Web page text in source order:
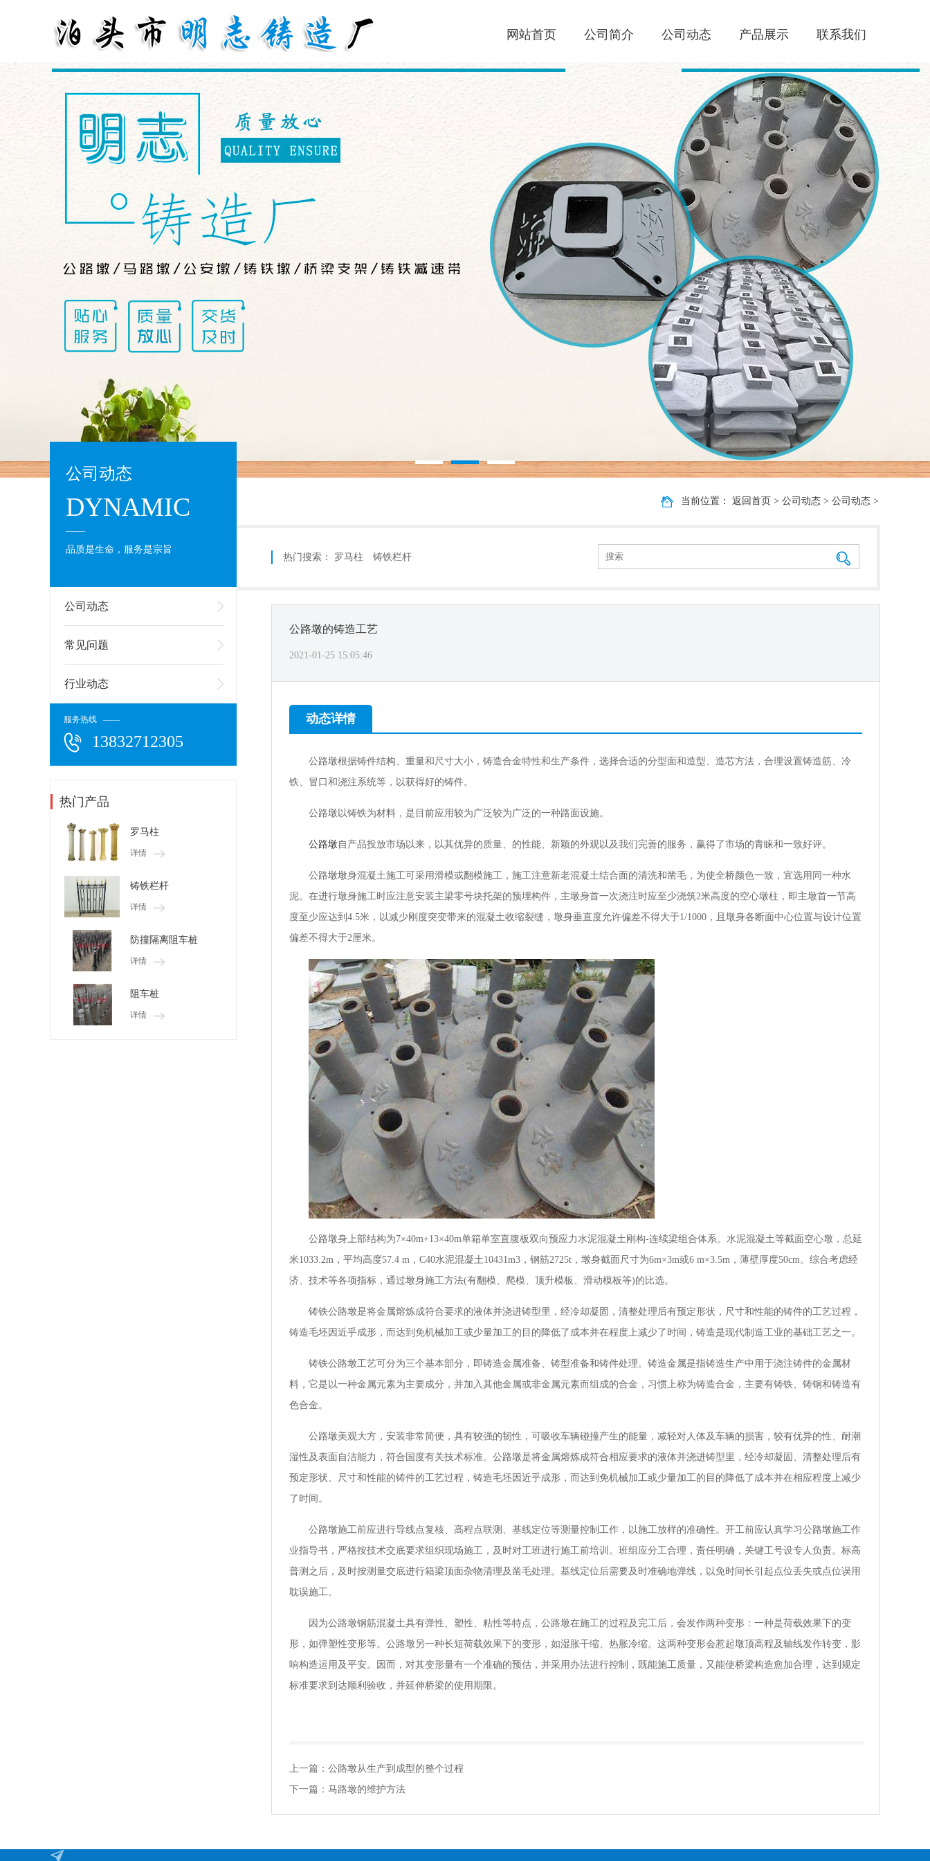
网站首页 公司简介 公司动态 产品展示 联系我们
公司动态
DYNAMIC
品质是生命，服务是宗旨
公司动态
常见问题
行业动态
服务热线 ——
13832712305
热门产品
罗马柱
详情
铸铁栏杆
详情
防撞隔离阻车桩
详情
阻车桩
详情
当前位置： 返回首页 > 公司动态 > 公司动态 >
热门搜索： 罗马柱 铸铁栏杆
公路墩的铸造工艺
2021-01-25 15:05:46
动态详情
公路墩根据铸件结构、重量和尺寸大小，铸造合金特性和生产条件，选择合适的分型面和造型、造芯方法，合理设置铸造筋、冷
铁、冒口和浇注系统等，以获得好的铸件。
公路墩以铸铁为材料，是目前应用较为广泛较为广泛的一种路面设施。
公路墩自产品投放市场以来，以其优异的质量、的性能、新颖的外观以及我们完善的服务，赢得了市场的青睐和一致好评。
公路墩墩身混凝土施工可采用滑模或翻模施工，施工注意新老混凝土结合面的清洗和凿毛，为使全桥颜色一致，宜选用同一种水
泥。在进行墩身施工时应注意安装主梁零号块托架的预埋构件，主墩身首一次浇注时应至少浇筑2米高度的空心墩柱，即主墩首一节高
度至少应达到4.5米，以减少刚度突变带来的混凝土收缩裂缝，墩身垂直度允许偏差不得大于1/1000，且墩身各断面中心位置与设计位置
偏差不得大于2厘米。
公路墩身上部结构为7×40m+13×40m单箱单室直腹板双向预应力水泥混凝土刚构-连续梁组合体系。水泥混凝土等截面空心墩，总延
米1033.2m，平均高度57.4 m，C40水泥混凝土10431m3，钢筋2725t，墩身截面尺寸为6m×3m或6 m×3.5m，薄壁厚度50cm。综合考虑经
济、技术等各项指标，通过墩身施工方法(有翻模、爬模、顶升模板、滑动模板等)的比选。
铸铁公路墩是将金属熔炼成符合要求的液体并浇进铸型里，经冷却凝固，清整处理后有预定形状，尺寸和性能的铸件的工艺过程，
铸造毛坯因近乎成形，而达到免机械加工或少量加工的目的降低了成本并在程度上减少了时间，铸造是现代制造工业的基础工艺之一。
铸铁公路墩工艺可分为三个基本部分，即铸造金属准备、铸型准备和铸件处理。铸造金属是指铸造生产中用于浇注铸件的金属材
料，它是以一种金属元素为主要成分，并加入其他金属或非金属元素而组成的合金，习惯上称为铸造合金，主要有铸铁、铸钢和铸造有
色合金。
公路墩美观大方，安装非常简便，具有较强的韧性，可吸收车辆碰撞产生的能量，减轻对人体及车辆的损害，较有优异的性、耐潮
湿性及表面自洁能力，符合国度有关技术标准。公路墩是将金属熔炼成符合相应要求的液体并浇进铸型里，经冷却凝固、清整处理后有
预定形状、尺寸和性能的铸件的工艺过程，铸造毛坯因近乎成形，而达到免机械加工或少量加工的目的降低了成本并在相应程度上减少
了时间。
公路墩施工前应进行导线点复核、高程点联测、基线定位等测量控制工作，以施工放样的准确性。开工前应认真学习公路墩施工作
业指导书，严格按技术交底要求组织现场施工，及时对工班进行施工前培训。班组应分工合理，责任明确，关键工号设专人负责。标高
普测之后，及时按测量交底进行箱梁顶面杂物清理及凿毛处理。基线定位后需要及时准确地弹线，以免时间长引起点位丢失或点位误用
耽误施工。
因为公路墩钢筋混凝土具有弹性、塑性、粘性等特点，公路墩在施工的过程及完工后，会发作两种变形：一种是荷载效果下的变
形，如弹塑性变形等。公路墩另一种长短荷载效果下的变形，如湿胀干缩、热胀冷缩。这两种变形会惹起墩顶高程及轴线发作转变，影
响构造运用及平安。因而，对其变形量有一个准确的预估，并采用办法进行控制，既能施工质量，又能使桥梁构造愈加合理，达到规定
标准要求到达顺利验收，并延伸桥梁的使用期限。
上一篇： 公路墩从生产到成型的整个过程
下一篇： 马路墩的维护方法